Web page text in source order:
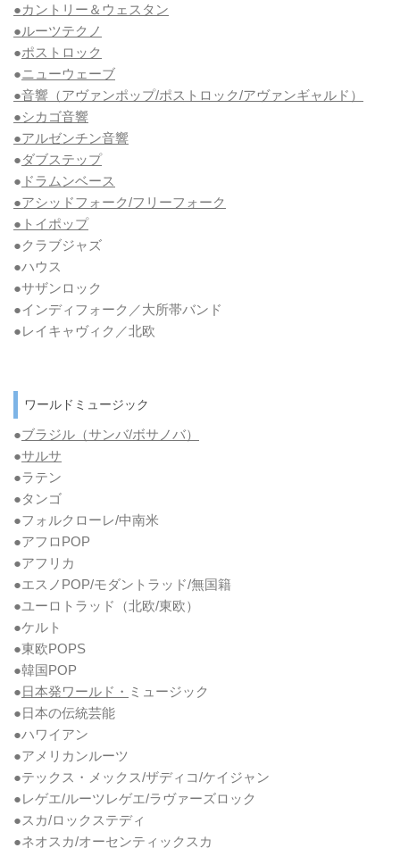
●カントリー＆ウェスタン
●ルーツテクノ
●ポストロック
●ニューウェーブ
●音響（アヴァンポップ/ポストロック/アヴァンギャルド）
●シカゴ音響
●アルゼンチン音響
●ダブステップ
● ドラムンベース
●アシッドフォーク/フリーフォーク
●トイポップ
●クラブジャズ
●ハウス
●サザンロック
●インディフォーク／大所帯バンド
●レイキャヴィク／北欧
ワールドミュージック
●ブラジル（サンバ/ボサノバ）
●サルサ
●ラテン
●タンゴ
●フォルクローレ/中南米
●アフロPOP
●アフリカ
●エスノPOP/モダントラッド/無国籍
●ユーロトラッド（北欧/東欧）
●ケルト
●東欧POPS
●韓国POP
●日本発ワールド・ ミュージック
●日本の伝統芸能
●ハワイアン
●アメリカンルーツ
●テックス・メックス/ザディコ/ケイジャン
●レゲエ/ルーツレゲエ/ラヴァーズロック
●スカ/ロックステディ
●ネオスカ/オーセンティックスカ